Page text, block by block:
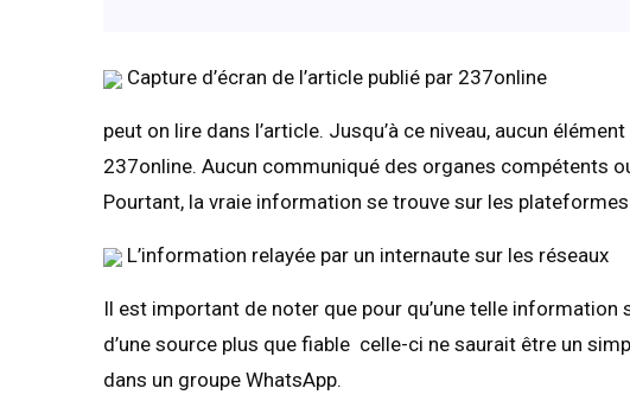
Capture d’écran de l’article publié par 237online
peut on lire dans l’article. Jusqu’à ce niveau, aucun
237online. Aucun communiqué des organes compétents
Pourtant, la vraie information se trouve sur les
L’information relayée par un internaute sur les réseaux
Il est important de noter que pour qu’une telle
d’une source plus que fiable celle-ci ne saurait être un
dans un groupe WhatsApp.